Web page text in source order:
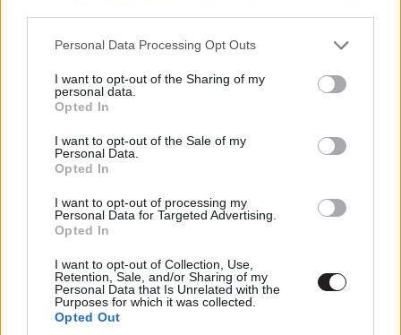
Please note that this website/app uses one or more Google
not limited to your visit or usage behaviour. You may click to
grant or deny consent to Google and its third-party tags to
use your data for below specified purposes in below Google
consent section.
Personal Data Processing Opt Outs
I want to opt-out of the Sharing of my
personal data.
Opted In
I want to opt-out of the Sale of my
Personal Data.
Opted In
I want to opt-out of processing my
Personal Data for Targeted Advertising.
Opted In
I want to opt-out of Collection, Use,
Retention, Sale, and/or Sharing of my
Personal Data that Is Unrelated with the
Purposes for which it was collected.
Opted Out
A film szeptember 27-én érkezik a tengerentúli mozikba.
Ezt láttad már?
Rengeteg hír, cikk és kritika vár ezen kívül is a
Puliwoodon. Iratkozz fel a hírlevelünkre, mert
kiválogatjuk neked azokat, amikről biztosan nem
akarsz lemaradni.
Kijelentem, hogy azadatkezelési nyilatkozat
megismertem és azt elfogadom.